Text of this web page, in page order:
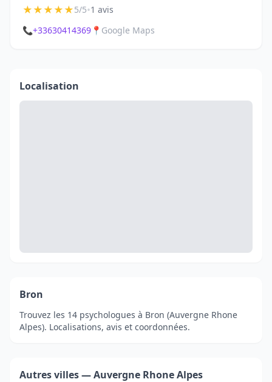
★★★★★5/5•1 avis
📞+33630414369 📍 Google Maps
Localisation
Bron
Trouvez les 14 psychologues à Bron (Auvergne Rhone
Alpes). Localisations, avis et coordonnées.
Autres villes — Auvergne Rhone Alpes